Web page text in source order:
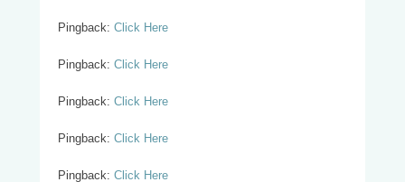
Pingback: Click Here
Pingback: Click Here
Pingback: Click Here
Pingback: Click Here
Pingback: Click Here